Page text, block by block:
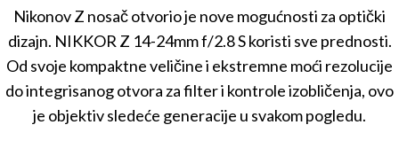
Nikonov Z nosač otvorio je nove mogućnosti za optički
dizajn. NIKKOR Z 14-24mm f/2.8 S koristi sve prednosti.
Od svoje kompaktne veličine i ekstremne moći rezolucije
do integrisanog otvora za filter i kontrole izobličenja, ovo
je objektiv sledeće generacije u svakom pogledu.